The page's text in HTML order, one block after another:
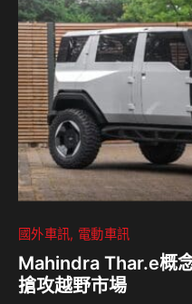
國的MG推出花木蘭凱旋版
說並不是一輛新車，但是這
歐洲並不多見，而與一般的
了不同的18吋輪圈造型，並
國外車訊 電動車訊
Mahindra Thar.e概
搶攻越野市場